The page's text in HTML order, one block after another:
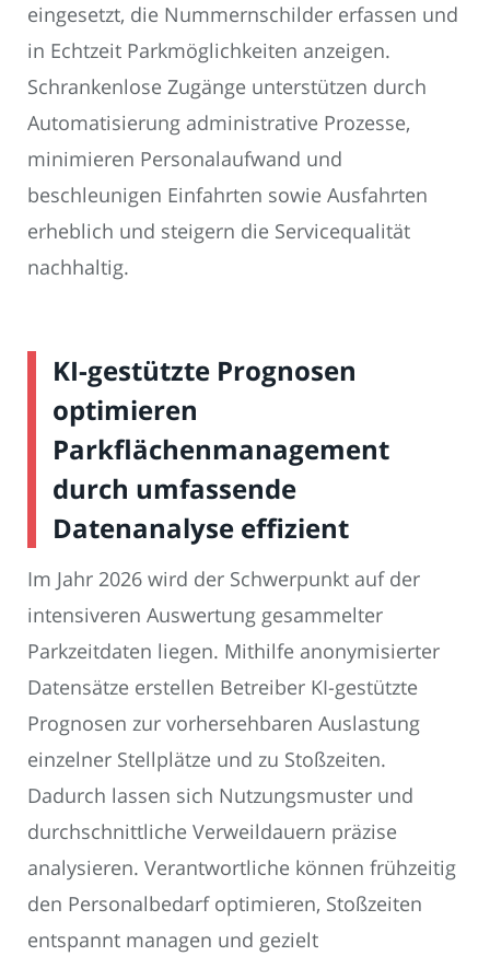
eingesetzt, die Nummernschilder erfassen und
in Echtzeit Parkmöglichkeiten anzeigen.
Schrankenlose Zugänge unterstützen durch
Automatisierung administrative Prozesse,
minimieren Personalaufwand und
beschleunigen Einfahrten sowie Ausfahrten
erheblich und steigern die Servicequalität
nachhaltig.
KI-gestützte Prognosen
optimieren
Parkflächenmanagement
durch umfassende
Datenanalyse effizient
Im Jahr 2026 wird der Schwerpunkt auf der
intensiveren Auswertung gesammelter
Parkzeitdaten liegen. Mithilfe anonymisierter
Datensätze erstellen Betreiber KI-gestützte
Prognosen zur vorhersehbaren Auslastung
einzelner Stellplätze und zu Stoßzeiten.
Dadurch lassen sich Nutzungsmuster und
durchschnittliche Verweildauern präzise
analysieren. Verantwortliche können frühzeitig
den Personalbedarf optimieren, Stoßzeiten
entspannt managen und gezielt